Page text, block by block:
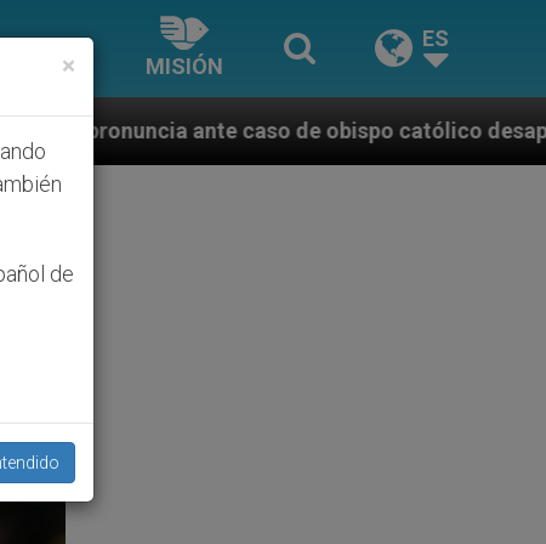
MISIÓN
ES
caso de obispo católico desaparecido por la
×
de